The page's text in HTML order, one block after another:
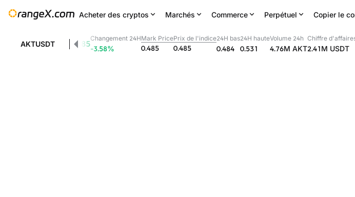
Acheter des cryptos Marchés Commerce Perpétuel Copier le
AKTUSDT 0.485
Changement 24H
-3.58%
Mark Price
0.485
Prix de l'indice
0.485
24H bas
0.484
24H haute
0.531
Volume 24h
4.76M AKT
Chiffre
2.41M USDT